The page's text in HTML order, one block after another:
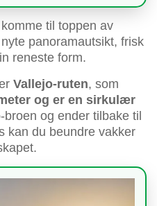
til toppen av
panoramautsikt, frisk
reneste form.
Vallejo-ruten, som
og er en sirkulær
og ender tilbake til
kan du beundre vakker